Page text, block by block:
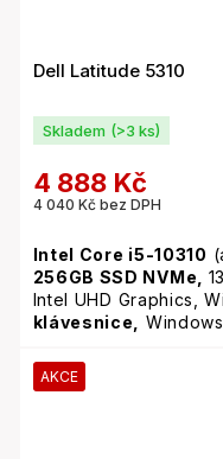
Dell Latitude 5310
Skladem (>3 ks)
4 040 Kč bez DPH
4 888 Kč
Intel Core i5-10310
256GB SSD NVMe,
Intel UHD Graphics,
klávesnice,
Windows
AKCE